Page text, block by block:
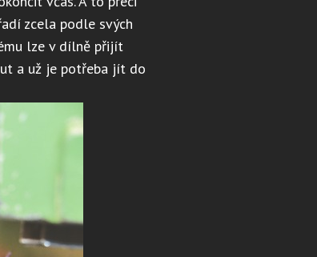
zcela podle svých
lze v dílně přijít
a už je potřeba jít do